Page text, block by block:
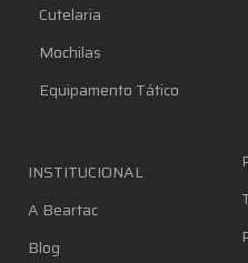
Cutelaria
Mochilas
Equipamento Tático
INSTITUCIONAL
A Beartac
Blog